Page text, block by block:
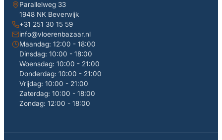
Parallelweg 33
1948 NK Beverwijk
+31 251 30 15 59
info@vloerenbazaar.nl
Maandag: 12:00 - 18:00
Dinsdag: 10:00 - 18:00
Woensdag: 10:00 - 21:00
Donderdag: 10:00 - 21:00
Vrijdag: 10:00 - 21:00
Zaterdag: 10:00 - 18:00
Zondag: 12:00 - 18:00